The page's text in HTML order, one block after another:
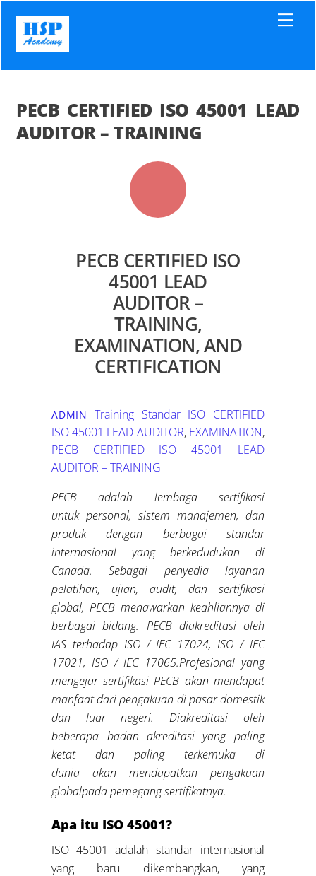
content
PECB CERTIFIED ISO 45001 LEAD
AUDITOR – TRAINING
PECB CERTIFIED ISO
45001 LEAD
AUDITOR –
TRAINING,
EXAMINATION, AND
CERTIFICATION
ADMIN Training Standar ISO CERTIFIED
ISO 45001 LEAD AUDITOR, EXAMINATION,
PECB CERTIFIED ISO 45001 LEAD
AUDITOR – TRAINING
PECB adalah lembaga sertifikasi
untukpersonal, sistem manajemen, dan
produk dengan berbagai standar
internasional yang berkedudukan di
Canada.
Sebagai penyedia layanan
pelatihan, ujian, audit, dan sertifikasi
global, PECB menawarkan keahliannya di
berbagai bidang. PECB diakreditasi oleh
IAS terhadap ISO / IEC 17024, ISO / IEC
17021, ISO / IEC 17065.Profesional yang
mengejar sertifikasi PECB akan mendapat
manfaat dari pengakuan di pasar domestik
dan luar negeri. Diakreditasi oleh
beberapa badan akreditasi yang paling
ketat dan paling terkemuka di
duniaakan mendapatkan pengakuan
globalpada pemegang sertifikatnya.
Apa itu ISO 45001?
ISO 45001 adalah standar internasional
yang baru dikembangkan, yang